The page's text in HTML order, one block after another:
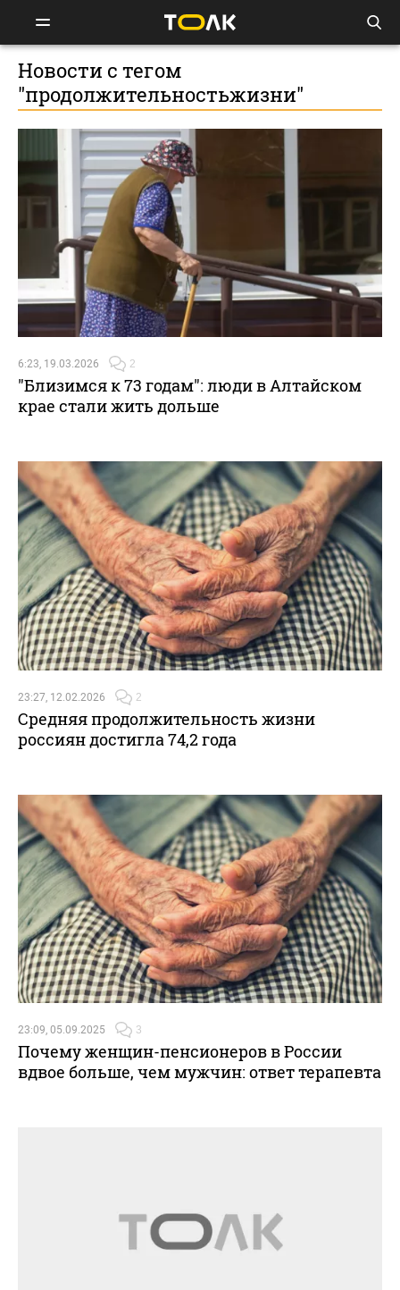
Новости с тегом
"продолжительностьжизни"
6:23, 19.03.2026 2
"Близимся к 73 годам": люди в Алтайском
крае стали жить дольше
23:27, 12.02.2026 2
Средняя продолжительность жизни
россиян достигла 74,2 года
23:09, 05.09.2025 3
Почему женщин-пенсионеров в России
вдвое больше, чем мужчин: ответ терапевта